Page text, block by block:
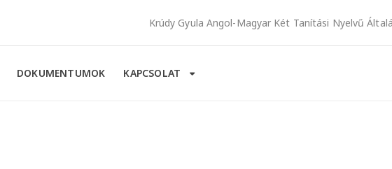
Krúdy Gyula Angol-Magyar Két Tanítási Nyelvű
DOKUMENTUMOK KAPCSOLAT